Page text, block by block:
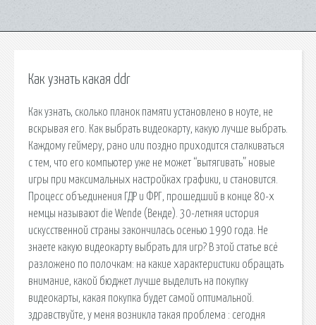
Как узнать какая ddr
Как узнать, сколько планок памяти установлено в ноуте, не
вскрывая его. Как выбрать видеокарту, какую лучше выбрать.
Каждому геймеру, рано или поздно приходится сталкиваться
с тем, что его компьютер уже не может “вытягивать” новые
игры при максимальных настройках графики, и становится.
Процесс объединения ГДР и ФРГ, прошедший в конце 80-х
немцы называют die Wende (Венде). 30-летняя история
искусственной страны закончилась осенью 1990 года. Не
знаете какую видеокарту выбрать для игр? В этой статье всё
разложено по полочкам: на какие характеристики обращать
внимание, какой бюджет лучше выделить на покупку
видеокарты, какая покупка будет самой оптимальной.
здравствуйте, у меня возникла такая проблема : сегодня